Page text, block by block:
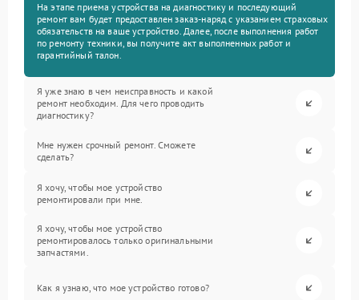
На этапе приема устройства на диагностику и последующий
ремонт вам будет предоставлен заказ-наряд с указанием страховых
обязательств на ваше устройство. Далее, после выполнения работ
по ремонту техники, вы получите акт выполненных работ и
гарантийный талон.
Я уже знаю в чем неисправность и какой
ремонт необходим. Для чего проводить
диагностику?
Мне нужен срочный ремонт. Сможете
сделать?
Я хочу, чтобы мое устройство
ремонтировали при мне.
Я хочу, чтобы мое устройство
ремонтировалось только оригинальными
запчастями.
Как я узнаю, что мое устройство готово?